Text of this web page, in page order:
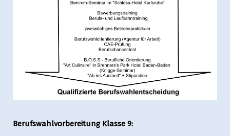
Berufswahlvorbereitung Klasse 9: